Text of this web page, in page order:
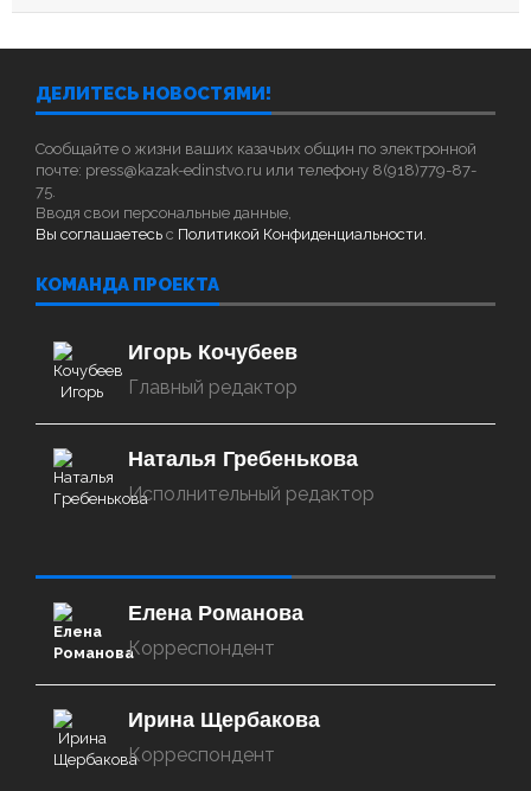
ДЕЛИТЕСЬ НОВОСТЯМИ!
Сообщайте о жизни ваших казачьих общин по электронной
почте: press@kazak-edinstvo.ru или телефону 8(918)779-87-
75.
Вводя свои персональные данные,
Вы соглашаетесь с Политикой Конфиденциальности.
КОМАНДА ПРОЕКТА
Игорь Кочубеев
Главный редактор
Наталья Гребенькова
Исполнительный редактор
Елена Романова
Корреспондент
Ирина Щербакова
Корреспондент